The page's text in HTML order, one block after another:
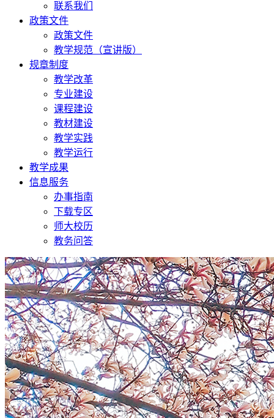
联系我们
政策文件
政策文件
教学规范（宣讲版）
规章制度
教学改革
专业建设
课程建设
教材建设
教学实践
教学运行
教学成果
信息服务
办事指南
下载专区
师大校历
教务问答